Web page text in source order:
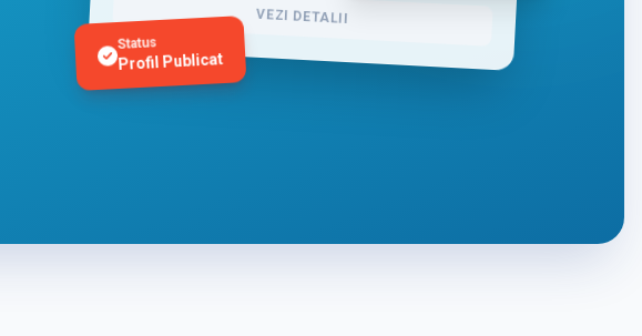
VEZI DETALII
Status
Profil Publicat